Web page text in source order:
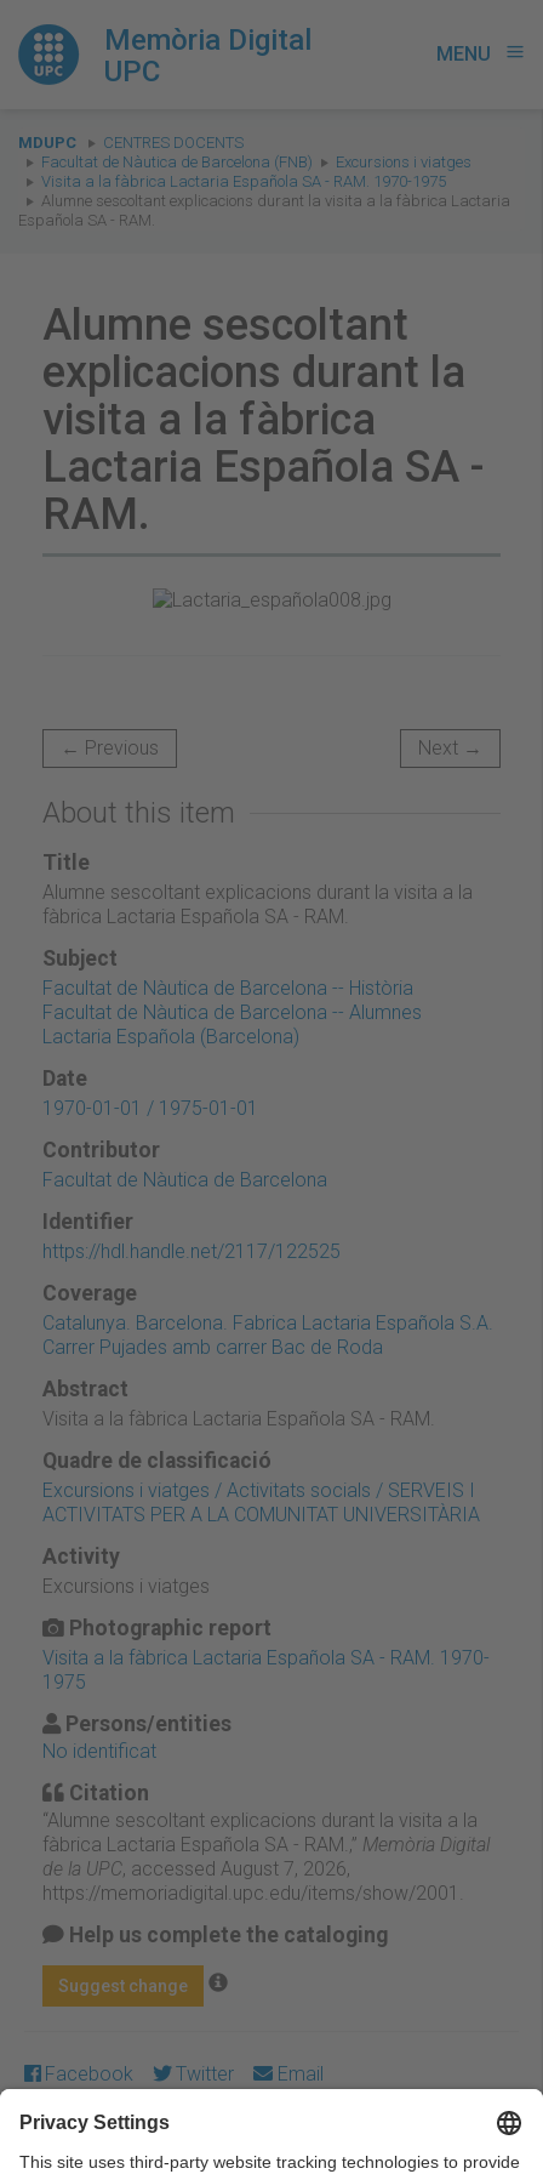
Memòria Digital
UPC
MENU menu
You
are
here:
MDUPC
CENTRES DOCENTS
Facultat de Nàutica de Barcelona (FNB)
Excursions i viatges
Visita a la fàbrica Lactaria Española SA - RAM. 1970-1975
Alumne sescoltant explicacions durant la visita a la fàbrica Lactaria
Española SA - RAM.
Alumne sescoltant
explicacions durant la
visita a la fàbrica
Lactaria Española SA -
RAM.
← Previous Next →
About this item
Title
Alumne sescoltant explicacions durant la visita a la
fàbrica Lactaria Española SA - RAM.
Subject
Facultat de Nàutica de Barcelona -- Història
Facultat de Nàutica de Barcelona -- Alumnes
Lactaria Española (Barcelona)
Date
1970-01-01 / 1975-01-01
Contributor
Facultat de Nàutica de Barcelona
Identifier
https://hdl.handle.net/2117/122525
Coverage
Catalunya. Barcelona. Fabrica Lactaria Española S.A.
Carrer Pujades amb carrer Bac de Roda
Abstract
Visita a la fàbrica Lactaria Española SA - RAM.
Quadre de classificació
Excursions i viatges / Activitats socials / SERVEIS I
ACTIVITATS PER A LA COMUNITAT UNIVERSITÀRIA
Activity
Excursions i viatges
Photographic report
Visita a la fàbrica Lactaria Española SA - RAM. 1970-
1975
Persons/entities
No identificat
Citation
“Alumne sescoltant explicacions durant la visita a la
fàbrica Lactaria Española SA - RAM.,” Memòria Digital
de la UPC, accessed August 7, 2026,
https://memoriadigital.upc.edu/items/show/2001
Help us complete the cataloging
Suggest change
Facebook Twitter Email